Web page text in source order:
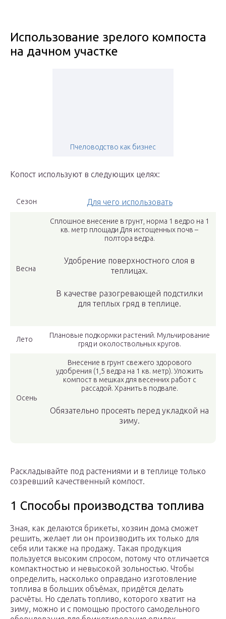
Использование зрелого компоста
на дачном участке
Пчеловодство как бизнес
Копост используют в следующих целях:
Сезон Для чего использовать
Весна
Сплошное внесение в грунт, норма 1 ведро на 1
кв. метр площади Для истощенных почв –
полтора ведра.
Удобрение поверхностного слоя в
теплицах.
В качестве разогревающей подстилки
для теплых гряд в теплице.
Лето
Плановые подкормки растений. Мульчирование
гряд и околоствольных кругов.
Осень
Внесение в грунт свежего здорового
удобрения (1,5 ведра на 1 кв. метр). Уложить
компост в мешках для весенних работ с
рассадой. Хранить в подвале.
Обязательно просеять перед укладкой на
зиму.
Раскладывайте под растениями и в теплице только
созревший качественный компост.
1 Способы производства топлива
Зная, как делаются брикеты, хозяин дома сможет
решить, желает ли он производить их только для
себя или также на продажу. Такая продукция
пользуется высоким спросом, потому что отличается
компактностью и невысокой зольностью. Чтобы
определить, насколько оправдано изготовление
топлива в больших объёмах, придётся делать
расчёты. Но сделать топливо, которого хватит на
зиму, можно и с помощью простого самодельного